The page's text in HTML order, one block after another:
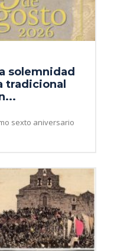
solemnidad
tradicional
sexto aniversario